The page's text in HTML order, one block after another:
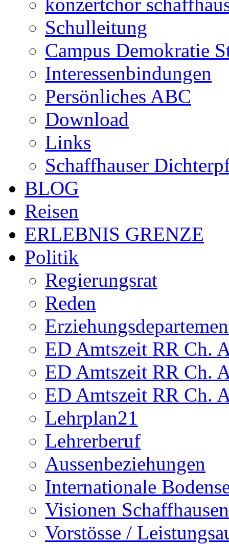
Schulleitung
Campus Demokratie
Interessenbindungen
Persönliches ABC
Download
Links
Schaffhauser
BLOG
Reisen
ERLEBNIS GRENZE
Politik
Regierungsrat
Reden
ED Amtszeit RR Ch.
ED Amtszeit RR Ch.
ED Amtszeit RR Ch.
Lehrplan21
Lehrerberuf
Aussenbeziehungen
Internationale
Visionen Schaffhausen
Vorstösse /